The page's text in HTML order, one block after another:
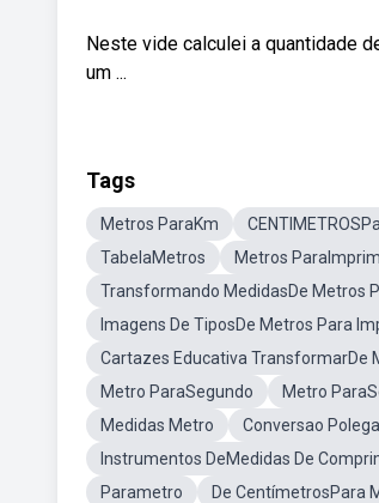
Neste vide calculei a quantidade
um ...
Tags
Metros ParaKm
TabelaMetros
Metros
Transformando MedidasDe Metros
Imagens De TiposDe Metros Para
Cartazes Educativa TransformarDe
Metro ParaSegundo
Metro
Medidas Metro
Conversao
Instrumentos DeMedidas De
Parametro
De CentímetrosPara